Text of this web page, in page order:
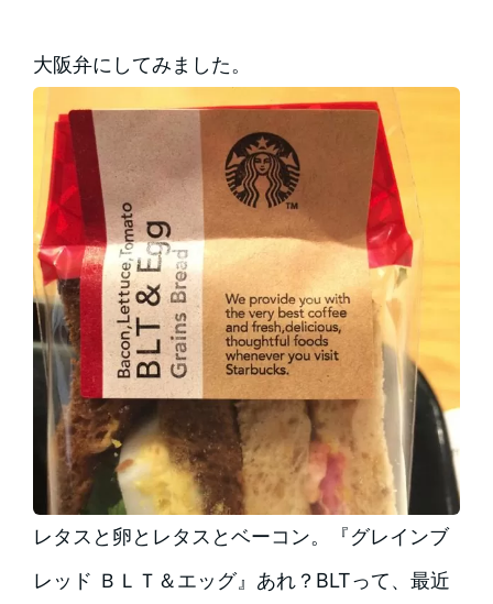
大阪弁にしてみました。
レタスと卵とレタスとベーコン。『グレインブ
レッド ＢＬＴ＆エッグ』あれ？BLTって、最近